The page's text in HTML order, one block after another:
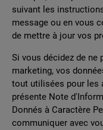
suivant les
message ou en vous
de mettre à jour vos
Si vous décidez de
marketing, vos
tout utilisées pour les
présente Note
Donnés à Caractère
communiquer avec